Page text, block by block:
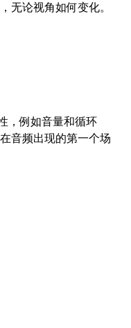
无论视角如何变化。
，例如音量和循环
音频出现的第一个场